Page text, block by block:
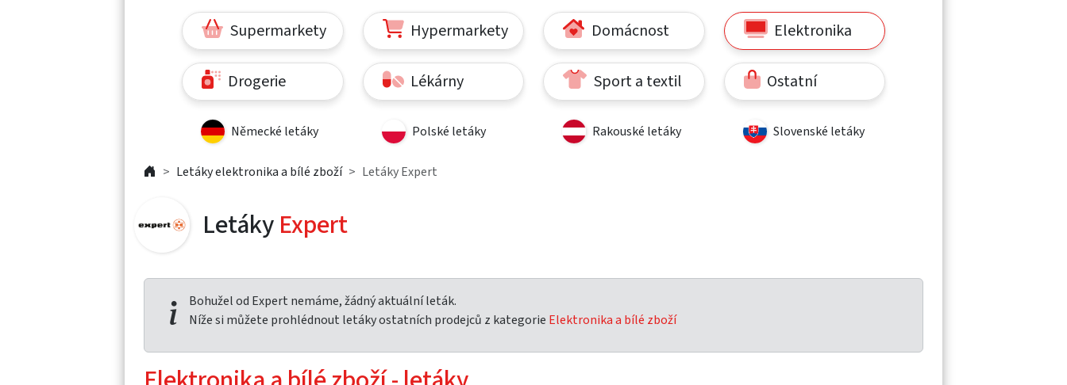
Supermarkety Hypermarkety Domácnost Elektronika
Drogerie Lékárny Sport a textil Ostatní
Německé letáky Polské letáky Rakouské letáky Slovenské letáky
Letáky elektronika a bílé zboží Letáky Expert
LetákyExpert
Bohužel od Expert nemáme, žádný aktuální leták.
Níže si můžete prohlédnout letáky ostatních prodejců z kategorie Elektronika a bílé zboží